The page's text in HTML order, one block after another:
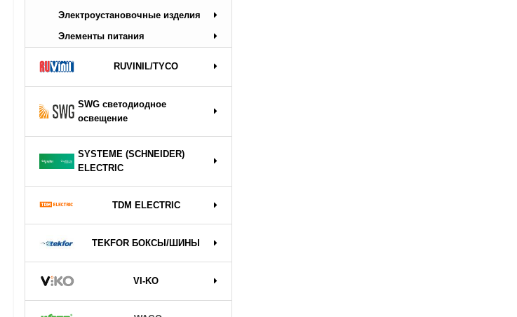
Электроустановочные изделия
Элементы питания
RUVINIL/TYCO
SWG светодиодное
освещение
SYSTEME (SCHNEIDER)
ELECTRIC
TDM ELECTRIC
TEKFOR БОКСЫ/ШИНЫ
VI-KO